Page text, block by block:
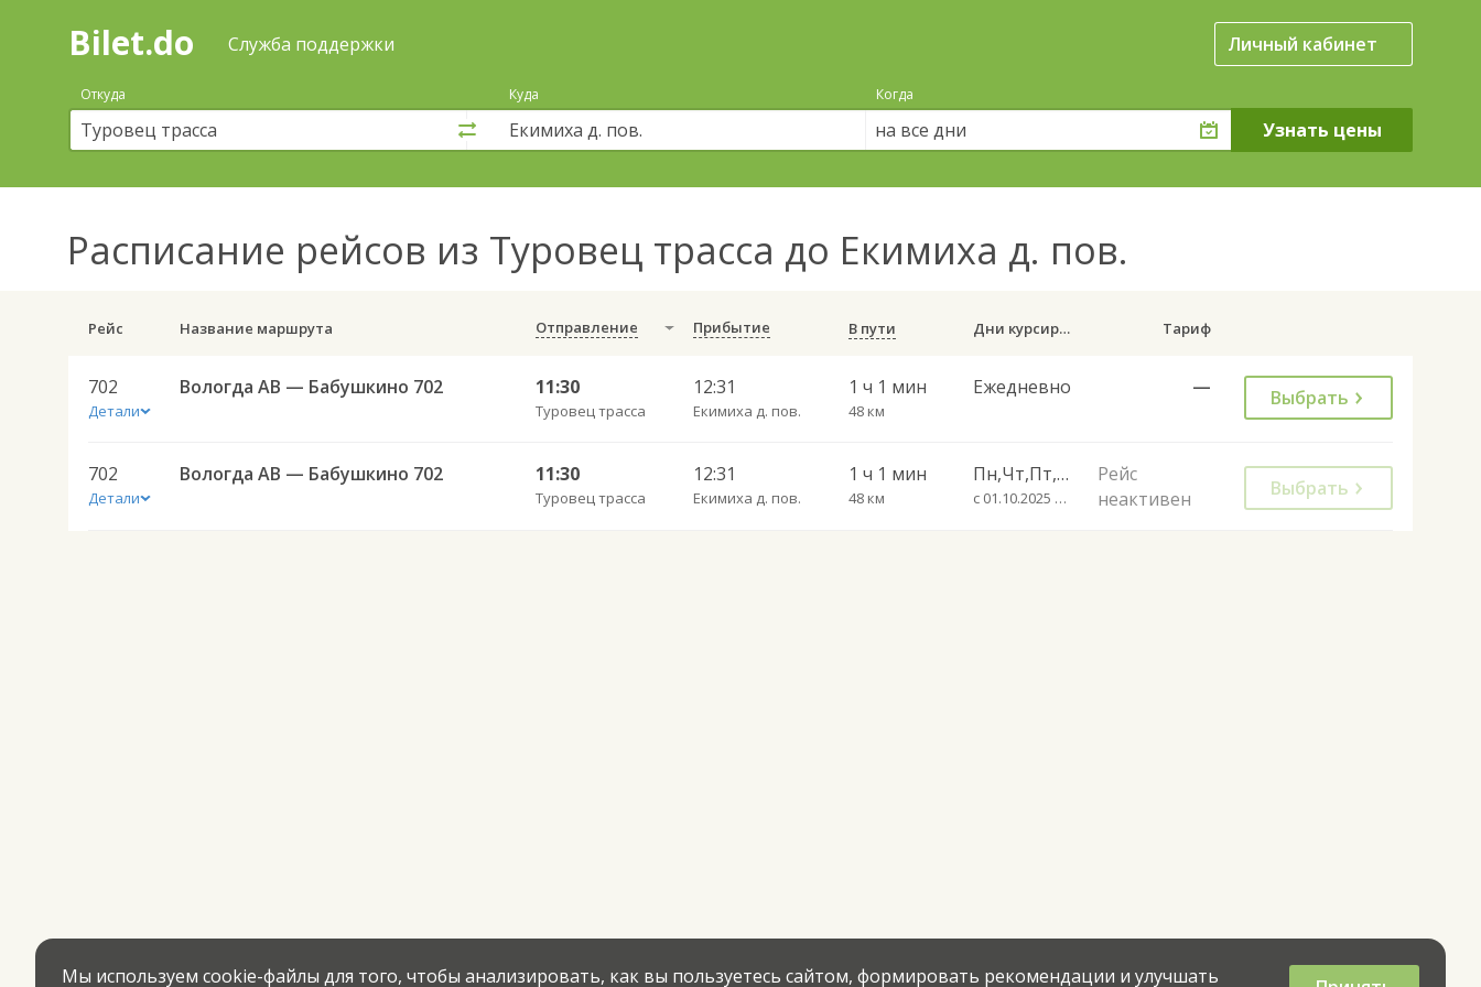
Поиск
покупка
билетов
автобус
онлайн
Bilet.do Служба поддержки Личный кабинет
Откуда Куда Когда
на все дни
Расписание рейсов из Туровец трасса до Екимиха д. пов.
Рейс Название маршрута Отправление Прибытие В пути Дни курсирования Тариф
702
Детали
Вологда АВ — Бабушкино 702 11:30
Туровец трасса
12:31
Екимиха д. пов.
1 ч 1 мин
48 км
Ежедневно — Выбрать
702
Детали
Вологда АВ — Бабушкино 702 11:30
Туровец трасса
12:31
Екимиха д. пов.
1 ч 1 мин
48 км
Пн,Чт,Пт,Сб,Вс
с 01.10.2025 до 22.05.2026
Рейс
неактивен
Выбрать
Мы используем cookie-файлы для того, чтобы анализировать, как вы пользуетесь сайтом, формировать рекомендации и улучшать